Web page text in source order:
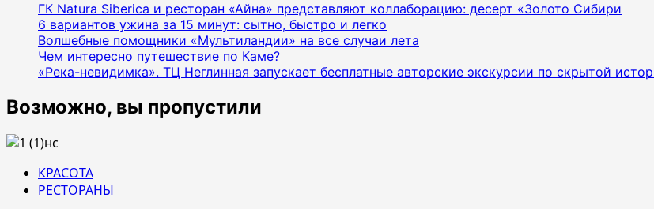
ГК Natura Siberica и ресторан «Айна» представляют коллаборацию: десерт «Золото Сибири
6 вариантов ужина за 15 минут: сытно, быстро и легко
Волшебные помощники «Мультиландии» на все случаи лета
Чем интересно путешествие по Каме?
«Река-невидимка». ТЦ Неглинная запускает бесплатные авторские экскурсии по скрытой
Возможно, вы пропустили
КРАСОТА
РЕСТОРАНЫ